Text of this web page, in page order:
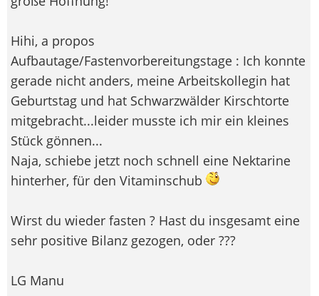
Hihi, a propos
Aufbautage/Fastenvorbereitungstage : Ich konnte
gerade nicht anders, meine Arbeitskollegin hat
Geburtstag und hat Schwarzwälder Kirschtorte
mitgebracht...leider musste ich mir ein kleines
Stück gönnen...
Naja, schiebe jetzt noch schnell eine Nektarine
hinterher, für den Vitaminschub
Wirst du wieder fasten ? Hast du insgesamt eine
sehr positive Bilanz gezogen, oder ???
LG Manu